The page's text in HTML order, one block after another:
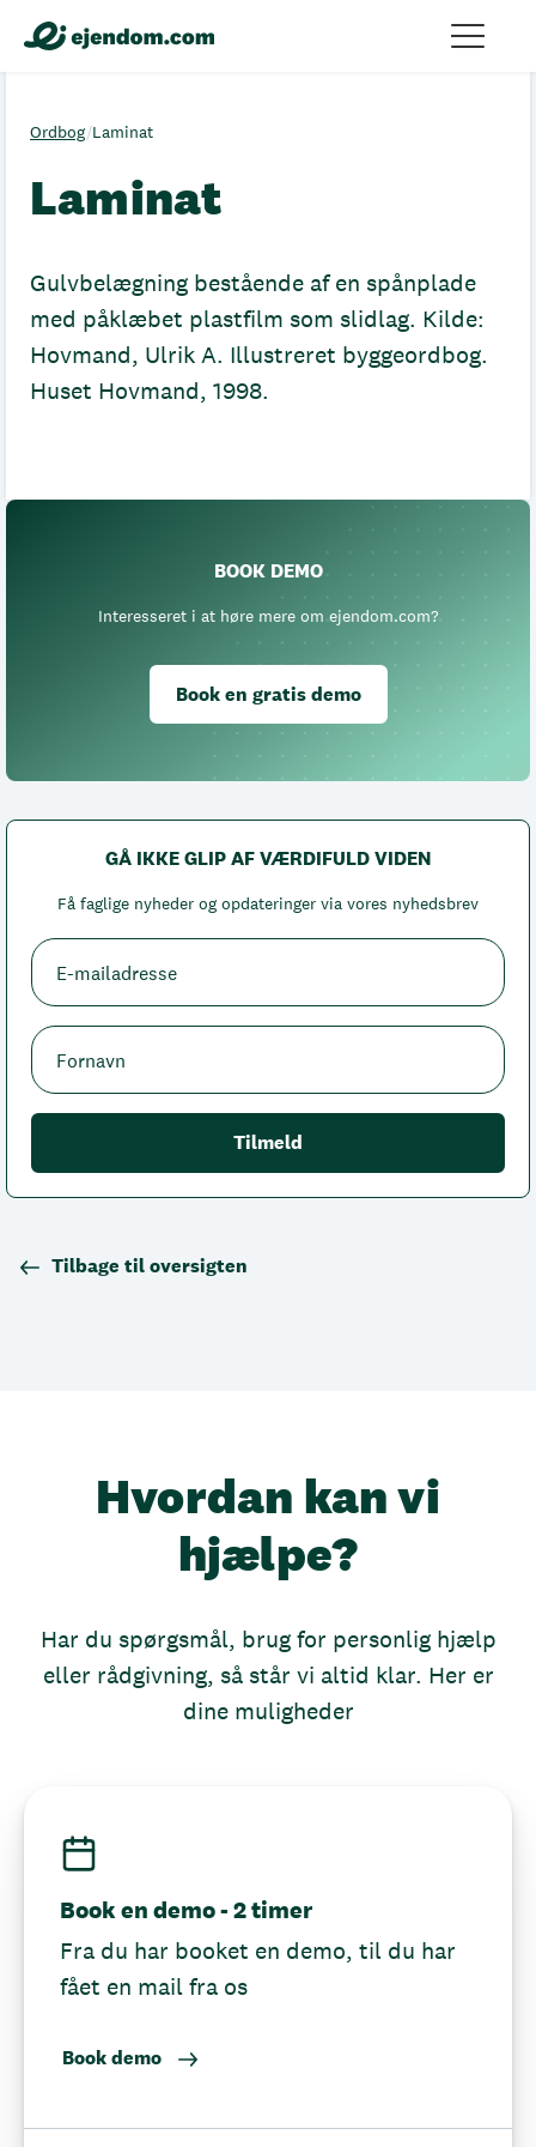
Ordbog/Laminat
Laminat
Gulvbelægning bestående af en spånplade
med påklæbet plastfilm som slidlag. Kilde:
Hovmand, Ulrik A. Illustreret byggeordbog.
Huset Hovmand, 1998.
BOOK DEMO
Interesseret i at høre mere om ejendom.com?
Book en gratis demo
GÅ IKKE GLIP AF VÆRDIFULD VIDEN
Få faglige nyheder og opdateringer via vores nyhedsbrev
Tilbage til oversigten
Hvordan kan vi
hjælpe?
Har du spørgsmål, brug for personlig hjælp
eller rådgivning, så står vi altid klar. Her er
dine muligheder
Book en demo - 2 timer
Fra du har booket en demo, til du har
fået en mail fra os
Book demo